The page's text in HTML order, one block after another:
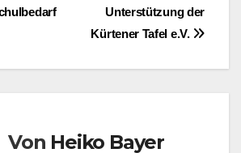
Unterstützung der
Kürtener Tafel e.V.
Von Heiko Bayer